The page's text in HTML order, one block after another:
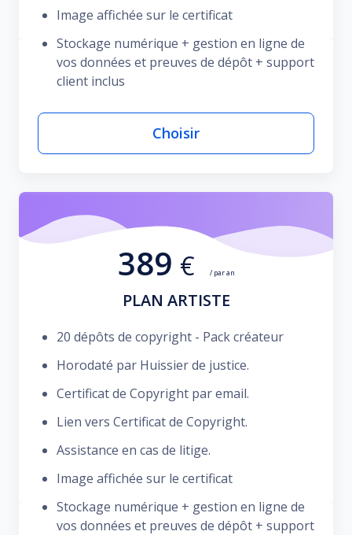
Image affichée sur le certificat
Stockage numérique + gestion en ligne de
vos données et preuves de dépôt + support
client inclus
Choisir
389 € / par an
PLAN ARTISTE
20 dépôts de copyright - Pack créateur
Horodaté par Huissier de justice.
Certificat de Copyright par email.
Lien vers Certificat de Copyright.
Assistance en cas de litige.
Image affichée sur le certificat
Stockage numérique + gestion en ligne de
vos données et preuves de dépôt + support